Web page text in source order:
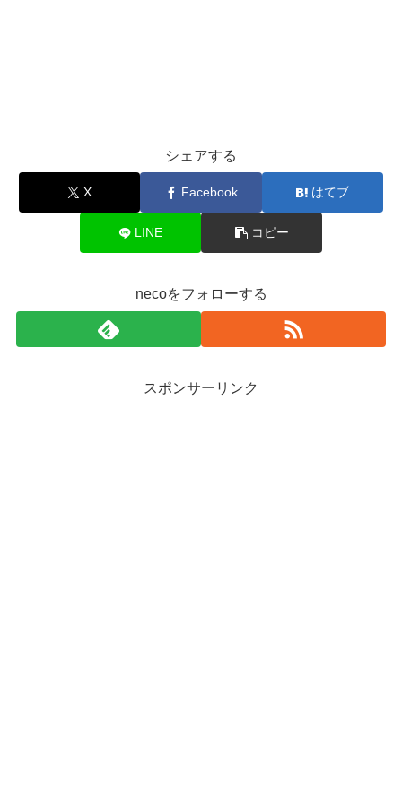
シェアする
X Facebook はてブ
LINE コピー
necoをフォローする
スポンサーリンク